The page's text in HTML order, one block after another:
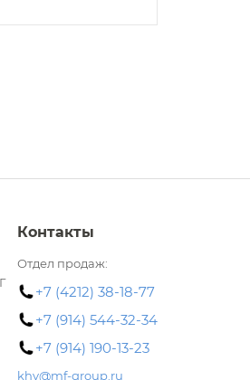
Контакты
Отдел продаж:
+7 (4212) 38-18-77
+7 (914) 544-32-34
+7 (914) 190-13-23
khv@mf-group.ru